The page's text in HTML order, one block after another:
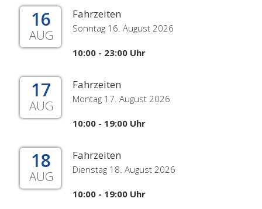
16
AUG
Fahrzeiten
Sonntag 16. August 2026
10:00 - 23:00 Uhr
17
AUG
Fahrzeiten
Montag 17. August 2026
10:00 - 19:00 Uhr
18
AUG
Fahrzeiten
Dienstag 18. August 2026
10:00 - 19:00 Uhr